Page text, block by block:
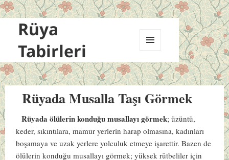
Rüya
Tabirleri
VE
BILEŞENLER
Rüyada Musalla Taşı Görmek
Rüyada ölülerin konduğu musallayı görmek; üzüntü,
keder, sıkıntılara, mamur yerlerin harap olmasına, kadınları
boşamaya ve uzak yerlere yolculuk etmeye işarettir. Bazen de
ölülerin konduğu musallayı görmek; yüksek rütbeliler için